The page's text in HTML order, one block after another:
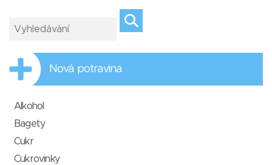
Nová potravina
Alkohol
Bagety
Cukr
Cukrovinky